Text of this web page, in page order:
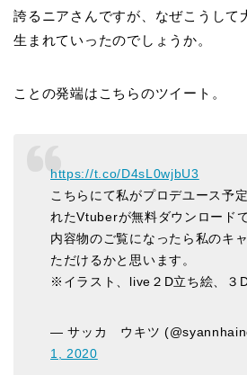
誇るニアさんですが、なぜこうして
生まれていったのでしょうか。
ことの発端はこちらのツイート。
https://t.co/D4sL0wjbU3
こちらにて私がプロデユース予
れたVtuberが無料ダウンロード
内容物のご覧になったら私のキ
ただけるかと思います。
※イラスト、live２D立ち絵、３
— サッカ ウキツ
1, 2020